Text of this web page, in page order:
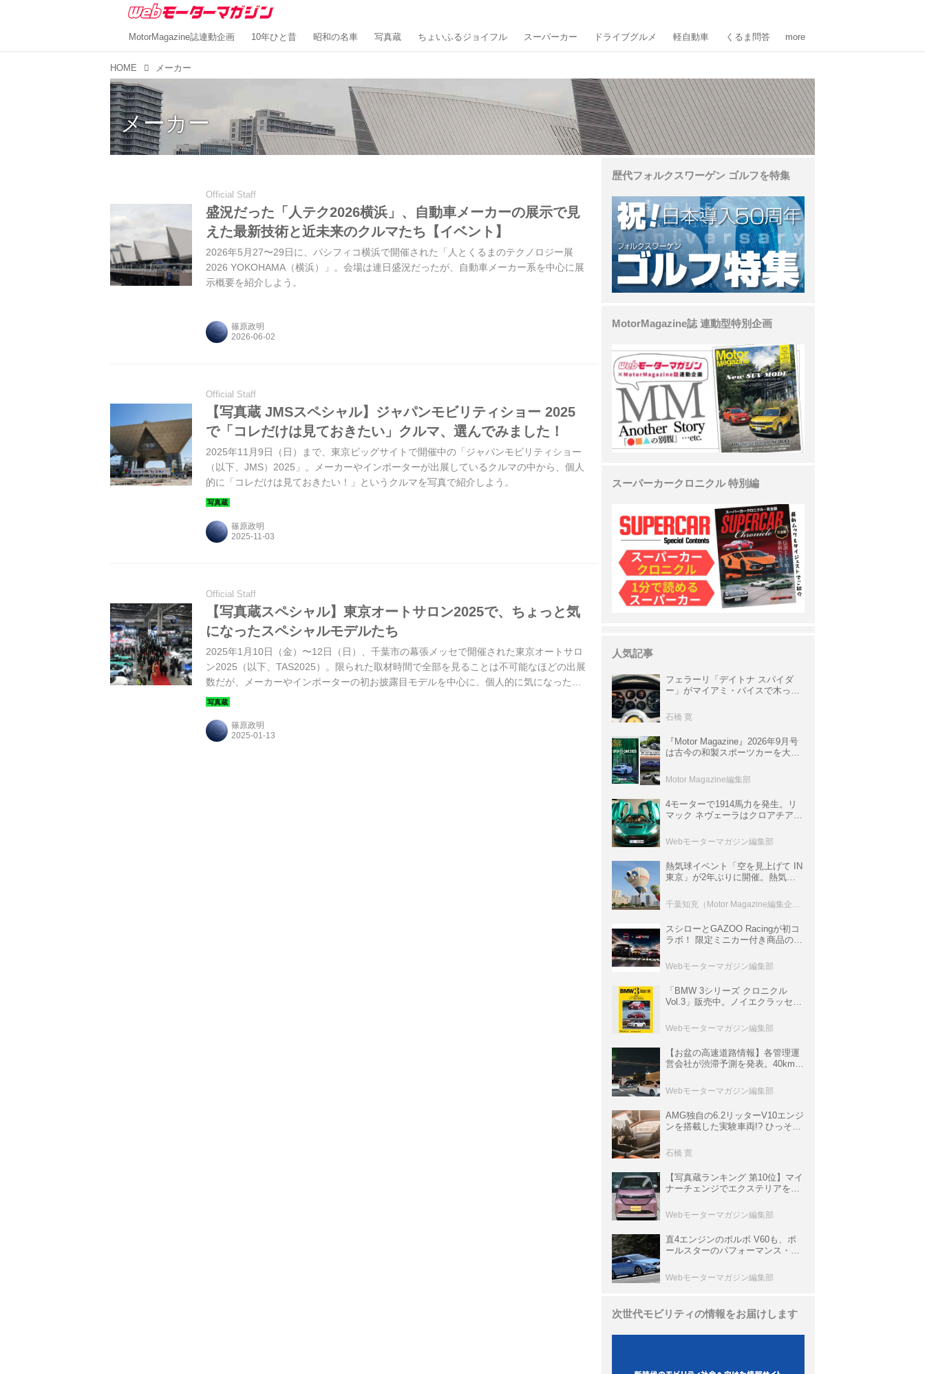
MotorMagazine誌連動企画 10年ひと昔 昭和の名車 写真蔵 ちょいふるジョイフル スーパーカー ドライブグルメ 軽自動車 くるま問答 more
HOME メーカー
メーカー
Official Staff
盛況だった「人テク2026横浜」、自動車メーカーの展示で見
えた最新技術と近未来のクルマたち【イベント】
2026年5月27〜29日に、パシフィコ横浜で開催された「人とくるまのテクノロジー展
2026 YOKOHAMA（横浜）」。会場は連日盛況だったが、自動車メーカー系を中心に展
示概要を紹介しよう。
篠原政明
Official Staff
【写真蔵 JMSスペシャル】ジャパンモビリティショー 2025
で「コレだけは見ておきたい」クルマ、選んでみました！
2025年11月9日（日）まで、東京ビッグサイトで開催中の「ジャパンモビリティショー
（以下、JMS）2025」。メーカーやインポーターが出展しているクルマの中から、個人
的に「コレだけは見ておきたい！」というクルマを写真で紹介しよう。
篠原政明
Official Staff
【写真蔵スペシャル】東京オートサロン2025で、ちょっと気
になったスペシャルモデルたち
2025年1月10日（金）〜12日（日）、千葉市の幕張メッセで開催された東京オートサロ
ン2025（以下、TAS2025）。限られた取材時間で全部を見ることは不可能なほどの出展
数だが、メーカーやインポーターの初お披露目モデルを中心に、個人的に気になったモ
デルを紹介しよう。
篠原政明
歴代フォルクスワーゲン ゴルフを特集
MotorMagazine誌 連動型特別企画
スーパーカークロニクル 特別編
人気記事
フェラーリ「デイトナ スパイダ
ー」がマイアミ・バイスで木っ端
サ」に化けた理由
石橋 寛
『Motor Magazine』2026年9月号
は古今の和製スポーツカーを大特
情報も満載
Motor Magazine編集部
4モーターで1914馬力を発生。リ
マック ネヴェーラはクロアチア発
ロニクル・完全版／115】
Webモーターマガジン編集部
熱気球イベント「空を見上げて IN
東京」が2年ぶりに開催。熱気球
室などのコンテンツも
スシローとGAZOO Racingが初コ
ラボ！ 限定ミニカー付き商品の
ト体験があたる抽選企画などを展
開
Webモーターマガジン編集部
「BMW 3シリーズ クロニクル
Vol.3」販売中。ノイエクラッセか
ムック
Webモーターマガジン編集部
【お盆の高速道路情報】各管理運
営会社が渋滞予測を発表。40km以
数ある
Webモーターマガジン編集部
AMG独自の6.2リッターV10エンジ
ンを搭載した実験車両!? ひっそり
P900 プロトタイプ」とは
石橋 寛
【写真蔵ランキング 第10位】マイ
ナーチェンジでエクステリアを刷
クラ」
Webモーターマガジン編集部
直4エンジンのボルボ V60も、ポ
ールスターのパフォーマンス・パ
と昔の新車】
Webモーターマガジン編集部
次世代モビリティの情報をお届けします